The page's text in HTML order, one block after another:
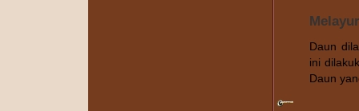
Daun
ini
Daun